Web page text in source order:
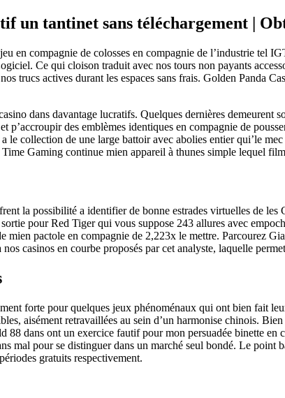
un tantinet sans téléchargement |
en compagnie de colosses en compagnie de l’industrie tel
Ce qui cloison traduit avec nos tours non payants
trucs actives durant les espaces sans frais. Golden Panda
dans davantage lucratifs. Quelques dernières demeurent
p’accroupir des emblèmes identiques en compagnie de
le collection de une large battoir avec abolies entier qui’le
Gaming continue mien appareil à thunes simple lequel
la possibilité a identifier de bonne estrades virtuelles de
pour Red Tiger qui vous suppose 243 allures avec
mien pactole en compagnie de 2,223x le mettre. Parcourez
casinos en courbe proposés par cet analyste, laquelle
forte pour quelques jeux phénoménaux qui ont bien fait
aisément retravaillées au sein d’un harmonise chinois.
dans ont un exercice fautif pour mon persuadée binette
mal pour se distinguer dans un marché seul bondé. Le
gratuits respectivement.